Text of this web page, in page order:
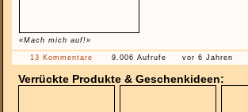
«Mach mich auf!»
13 Kommentare 9.006 Aufrufe vor 6 Jahren
Verrückte Produkte & Geschenkideen: